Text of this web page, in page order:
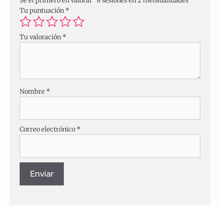
Tu puntuación *
Tu valoración *
Nombre *
Correo electrónico *